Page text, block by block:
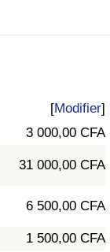
[Modifier]
3 000,00 CFA
31 000,00 CFA
6 500,00 CFA
1 500,00 CFA